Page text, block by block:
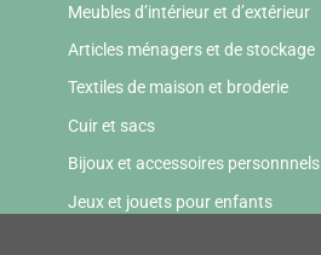
Meubles d’intérieur et d’extérieur
Articles ménagers et de stockage
Textiles de maison et broderie
Cuir et sacs
Bijoux et accessoires personnnels
Jeux et jouets pour enfants